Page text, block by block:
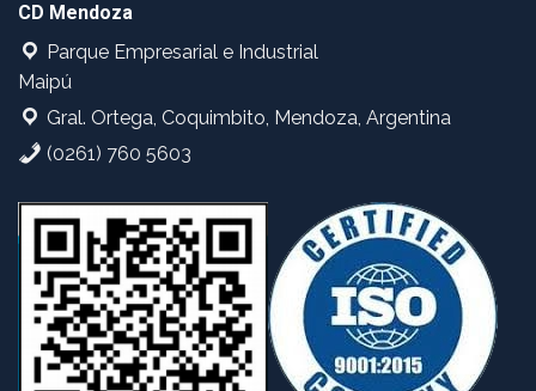
CD Mendoza
Parque Empresarial e Industrial
Maipú
Gral. Ortega, Coquimbito, Mendoza, Argentina
(0261) 760 5603